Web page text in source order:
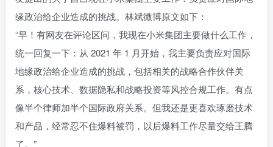
缘政治给企业造成的挑战。林斌微博原文如下：
“早！有网友在评论区问，我现在小米集团主要做什么工作，
统一回复一下：从 2021 年 1 月开始，我主要负责应对国际
地缘政治给企业造成的挑战，包括相关的战略合作伙伴关
系，核心技术、数据隐私和战略投资等风控合规工作。有点
像半个律师加半个国际政府关系。但我还是更喜欢琢磨技术
和产品，经常忍不住爆料被罚，以后爆料工作尽量交给王腾
了。”